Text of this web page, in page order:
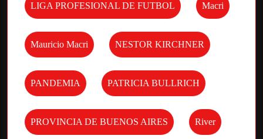
LIGA PROFESIONAL DE FUTBOL Macri
Mauricio Macri NESTOR KIRCHNER
PANDEMIA PATRICIA BULLRICH
PROVINCIA DE BUENOS AIRES River